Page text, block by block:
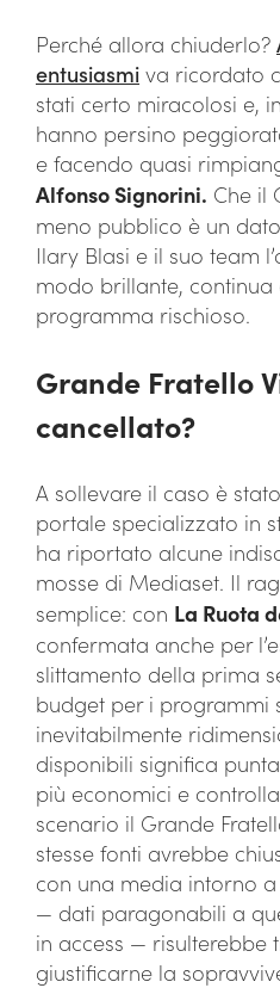
Perché allora chiuderlo?
entusiasmi va ricordato
stati certo miracolosi e,
hanno persino
e facendo quasi
Alfonso Signorini. Che il
meno pubblico è un
Ilary Blasi e il suo team
modo brillante, continua
programma rischioso.
Grande Fratello
cancellato?
A sollevare il caso è stato
portale specializzato in
ha riportato alcune
mosse di Mediaset. Il
semplice: con La Ruota
confermata anche per
slittamento della prima
budget per i programmi
inevitabilmente
disponibili significa
più economici e
scenario il Grande
stesse fonti avrebbe
con una media intorno
— dati paragonabili a
in access — risulterebbe
giustificarne la